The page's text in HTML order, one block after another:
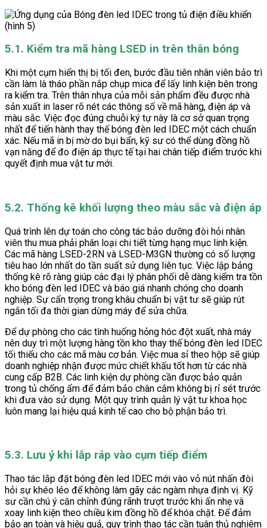
5.1. Kiểm tra mã hàng LSED in trên thân bóng
Khi một cụm hiển thị bị tối đen, bước đầu tiên nhân viên bảo trì
cần làm là tháo phần nắp chụp mica để lấy linh kiện bên trong
ra kiểm tra. Trên thân nhựa của mỗi sản phẩm đều được nhà
sản xuất in laser rõ nét các thông số về mã hàng, điện áp và
màu sắc. Việc đọc đúng chuỗi ký tự này là cơ sở quan trọng
nhất để tiến hành thay thế bóng đèn led IDEC một cách chuẩn
xác. Nếu mã in bị mờ do bụi bẩn, kỹ sư có thể dùng đồng hồ
vạn năng để đo điện áp thực tế tại hai chân tiếp điểm trước khi
quyết định mua vật tư mới.
5.2. Thống kê khối lượng theo màu sắc và điện áp
Quá trình lên dự toán cho công tác bảo dưỡng đòi hỏi nhân
viên thu mua phải phân loại chi tiết từng hạng mục linh kiện.
Các mã hàng LSED-2RN và LSED-M3GN thường có số lượng
tiêu hao lớn nhất do tần suất sử dụng liên tục. Việc lập bảng
thống kê rõ ràng giúp các đại lý phân phối dễ dàng kiểm tra tồn
kho bóng đèn led IDEC và báo giá nhanh chóng cho doanh
nghiệp. Sự cẩn trọng trong khâu chuẩn bị vật tư sẽ giúp rút
ngắn tối đa thời gian dừng máy để sửa chữa.
Để dự phòng cho các tình huống hỏng hóc đột xuất, nhà máy
nên duy trì một lượng hàng tồn kho thay thế bóng đèn led IDEC
tối thiểu cho các mã màu cơ bản. Việc mua sỉ theo hộp sẽ giúp
doanh nghiệp nhận được mức chiết khấu tốt hơn từ các nhà
cung cấp B2B. Các linh kiện dự phòng cần được bảo quản
trong tủ chống ẩm để đảm bảo chân cắm không bị rỉ sét trước
khi đưa vào sử dụng. Một quy trình quản lý vật tư khoa học
luôn mang lại hiệu quả kinh tế cao cho bộ phận bảo trì.
5.3. Lưu ý khi lắp ráp vào cụm tiếp điểm
Thao tác lắp đặt bóng đèn led IDEC mới vào vỏ nút nhấn đòi
hỏi sự khéo léo để không làm gãy các ngàm nhựa định vị. Kỹ
sư cần chú ý căn chỉnh đúng rãnh trượt trước khi ấn nhẹ và
xoay linh kiện theo chiều kim đồng hồ để khóa chặt. Để đảm
bảo an toàn và hiệu quả, quy trình thao tác cần tuân thủ nghiêm